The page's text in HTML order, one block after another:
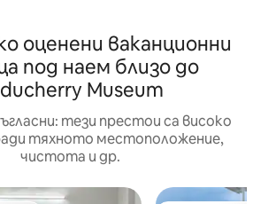
оценени ваканционни
под наем близо до
Museum
тези престои са високо
тяхното местоположение,
чистота и др.